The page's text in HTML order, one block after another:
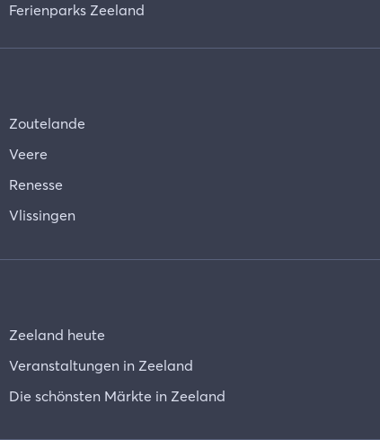
Ferienparks Zeeland
Zoutelande
Veere
Renesse
Vlissingen
Zeeland heute
Veranstaltungen in Zeeland
Die schönsten Märkte in Zeeland